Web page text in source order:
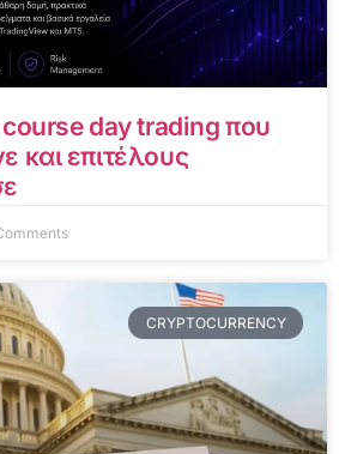
day trading που
και επιτέλους
CRYPTOCURRENCY